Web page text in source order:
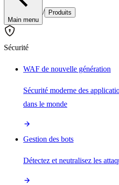
Main menu
/ Produits
Sécurité
WAF de nouvelle génération
Sécurité moderne des
dans le monde
Gestion des bots
Détectez et neutralisez les